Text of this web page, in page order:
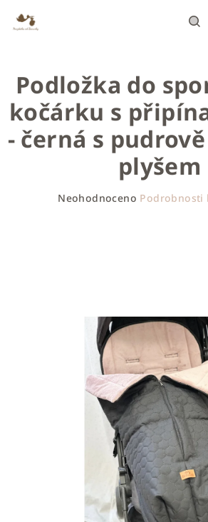
obsah
Podložka do
kočárku s
- černá s
plyšem
Neohodnoceno Podrobnosti